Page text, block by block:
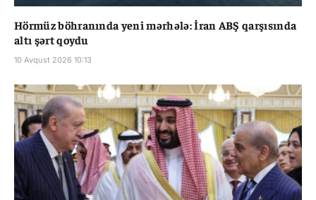
Hörmüz böhranında yeni mərhələ: İran ABŞ qarşısında
altı şərt qoydu
10 Avqust 2026 10:13